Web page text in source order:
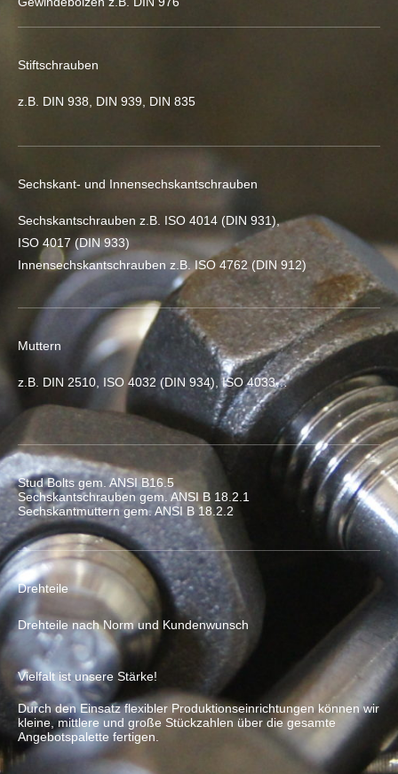
Stiftschrauben
z.B. DIN 938, DIN 939, DIN 835
Sechskant- und Innensechskantschrauben
Sechskantschrauben z.B. ISO 4014 (DIN 931),
ISO 4017 (DIN 933)
Innensechskantschrauben z.B. ISO 4762 (DIN 912)
Muttern
z.B. DIN 2510, ISO 4032 (DIN 934), ISO 4033…
Stud Bolts gem. ANSI B16.5
Sechskantschrauben gem. ANSI B 18.2.1
Sechskantmuttern gem. ANSI B 18.2.2
Drehteile
Drehteile nach Norm und Kundenwunsch
Vielfalt ist unsere Stärke!
Durch den Einsatz flexibler Produktionseinrichtungen können wir
kleine, mittlere und große Stückzahlen über die gesamte
Angebotspalette fertigen.